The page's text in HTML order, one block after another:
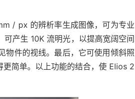
/ px 的辨析率生成图像，可为专业
产生 10K 流明光，以提高宽阔空间
物件的视线。最后，它可使用倾斜照
简单。以上功能的结合，使 Elios 2